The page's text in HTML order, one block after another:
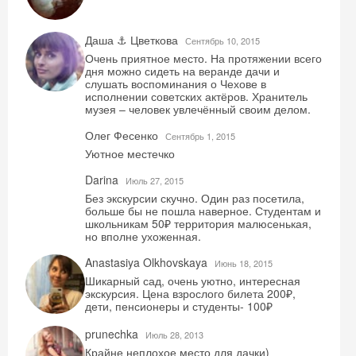
Даша ⚓ Цветкова Сентябрь 10, 2015
Очень приятное место. На протяжении всего
дня можно сидеть на веранде дачи и
слушать воспоминания о Чехове в
исполнении советских актёров. Хранитель
музея – человек увлечённый своим делом.
Олег Фесенко Сентябрь 1, 2015
Уютное местечко
Darina
Июль 27, 2015
Без экскурсии скучно. Один раз посетила,
больше бы не пошла наверное. Студентам и
школьникам 50₽ территория малюсенькая,
но вполне ухоженная.
Anastasiya Olkhovskaya
Июнь 18, 2015
Шикарный сад, очень уютно, интересная
экскурсия. Цена взрослого билета 200₽,
дети, пенсионеры и студенты- 100₽
prunechka
Июль 28, 2013
Крайне неплохое место для дачки)
Скидка −5%
Хочешь дешевле? Оставь почту и получи
промокод на первое бронирование!
Получить промокод